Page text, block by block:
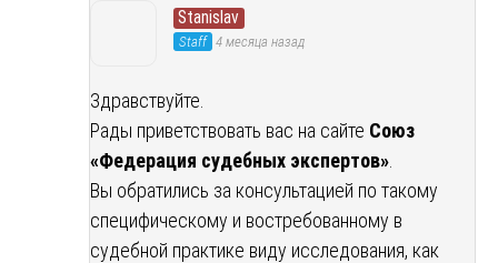
Stanislav
Staff 4 месяца назад
Здравствуйте.
Рады приветствовать вас на сайте Союз
«Федерация судебных экспертов»
Вы обратились за консультацией по такому
специфическому и востребованному в
судебной практике виду исследования, как